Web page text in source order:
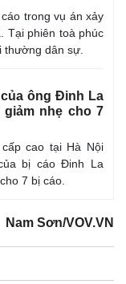
trong vụ án xảy
Tại phiên toà phúc
thường dân sự.
ông Đinh La
giảm nhẹ cho 7
cấp cao tại Hà Nội
bị cáo Đinh La
7 bị cáo.
Nam Sơn/VOV.VN